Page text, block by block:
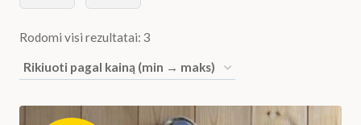
Rodomi visi rezultatai: 3
pagal
kainą:
nuo